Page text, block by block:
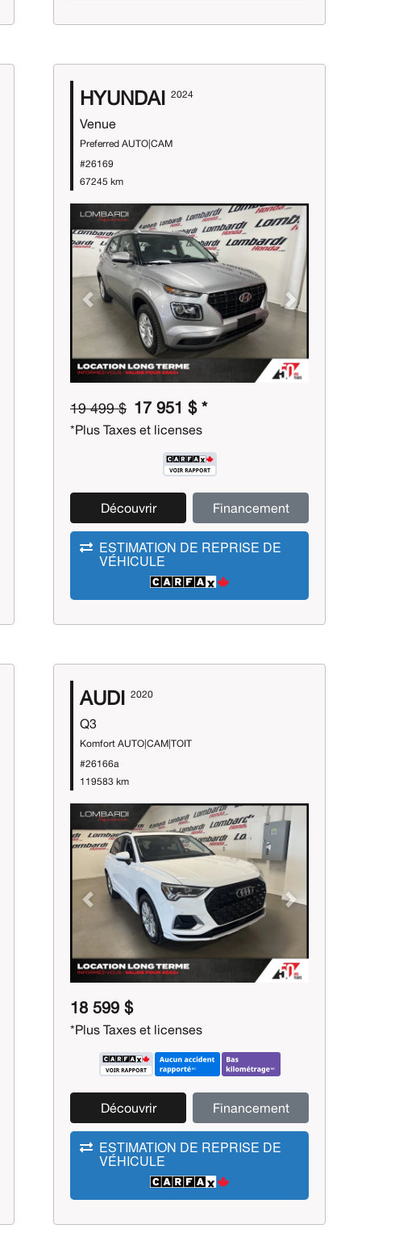
HYUNDAI 2024
Venue
Preferred AUTO|CAM
#26169
67245 km
Previous Next
19 499 $ 17 951 $ *
*Plus Taxes et licenses
Découvrir Financement
ESTIMATION DE REPRISE DE
VÉHICULE
AUDI 2020
Q3
Komfort AUTO|CAM|TOIT
#26166a
119583 km
Previous Next
18 599 $
*Plus Taxes et licenses
Découvrir Financement
ESTIMATION DE REPRISE DE
VÉHICULE